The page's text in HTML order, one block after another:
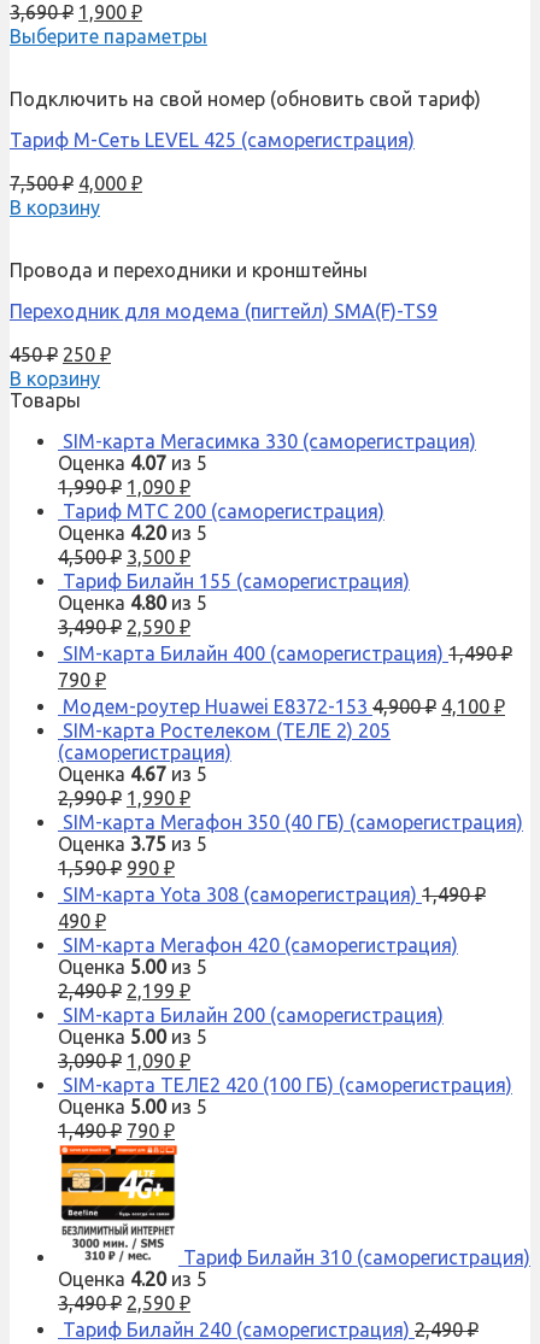
3,690₽ 1,900 ₽
Выберите параметры
Подключить на свой номер (обновить свой тариф)
Тариф М-Сеть LEVEL 425 (саморегистрация)
7,500₽ 4,000 ₽
В корзину
Провода и переходники и кронштейны
Переходник для модема (пигтейл) SMA(F)-TS9
450₽ 250 ₽
В корзину
Товары
SIM-карта Мегасимка 330 (саморегистрация)
Оценка 4.07 из 5
1,990₽ 1,090 ₽
Тариф МТС 200 (саморегистрация)
Оценка 4.20из 5
4,500₽ 3,500 ₽
Тариф Билайн 155 (саморегистрация)
Оценка 4.80из 5
3,490₽ 2,590 ₽
SIM-карта Билайн 400 (саморегистрация) 1,490₽
790 ₽
Модем-роутер Huawei E8372-153 4,900₽ 4,100 ₽
SIM-карта Ростелеком (ТЕЛЕ 2) 205
(саморегистрация)
Оценка 4.67 из 5
2,990₽ 1,990 ₽
SIM-карта Мегафон 350 (40 ГБ) (саморегистрация)
Оценка 3.75 из 5
1,590₽ 990 ₽
SIM-карта Yota 308 (саморегистрация) 1,490₽
490 ₽
SIM-карта Мегафон 420 (саморегистрация)
Оценка 5.00из 5
2,490₽ 2,199 ₽
SIM-карта Билайн 200 (саморегистрация)
Оценка 5.00из 5
3,090₽ 1,090 ₽
SIM-карта ТЕЛЕ2 420 (100 ГБ) (саморегистрация)
Оценка 5.00из 5
1,490₽ 790 ₽
Тариф Билайн 310 (саморегистрация)
Оценка 4.20из 5
3,490₽ 2,590 ₽
Тариф Билайн 240 (саморегистрация) 2,490₽